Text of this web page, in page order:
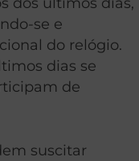
se e
do relógio.
dias se
de
suscitar